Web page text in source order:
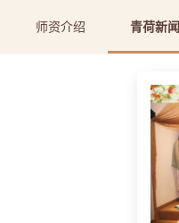
师资介绍 青荷新闻